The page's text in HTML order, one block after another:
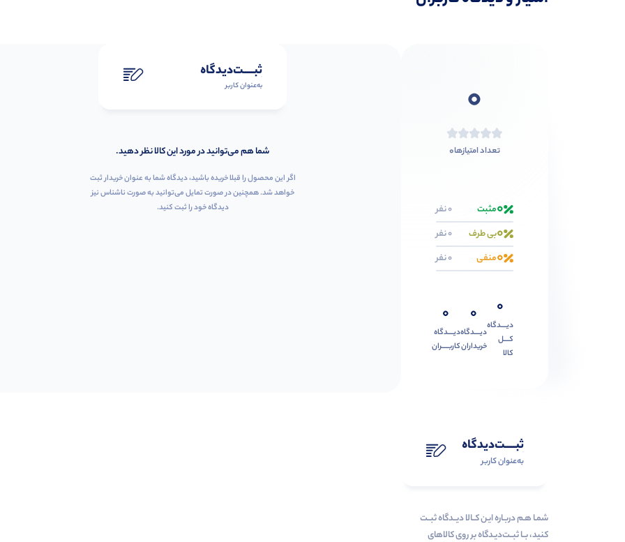
0
تعداد امتیازها0
0مثبت 0 نفر
0بی طرف 0 نفر
0منفی 0 نفر
0
دیــــدگاه
کــــل
کالا
0
دیــــدگاه
خریداران
0
دیــــدگاه
کاربـــــران
ثبـــــت‌دیدگاه
به‌عنوان کاربر
شمـا هـم دربـاره ایـن کــالا دیــدگاه ثبــت
کنید، بــا ثبــت‌دیـدگاه بر روی کالاهای
ثبـــــت‌دیدگاه
به‌عنوان کاربر
شما هم می‌توانید در مورد این کالا نظر دهید.
اگر این محصول را قبلا خریده باشید، دیدگاه شما به عنوان خریدار ثبت
خواهد شد. همچنین در صورت تمایل می‌توانید به صورت ناشناس نیز
دیدگاه خود را ثبت کنید.